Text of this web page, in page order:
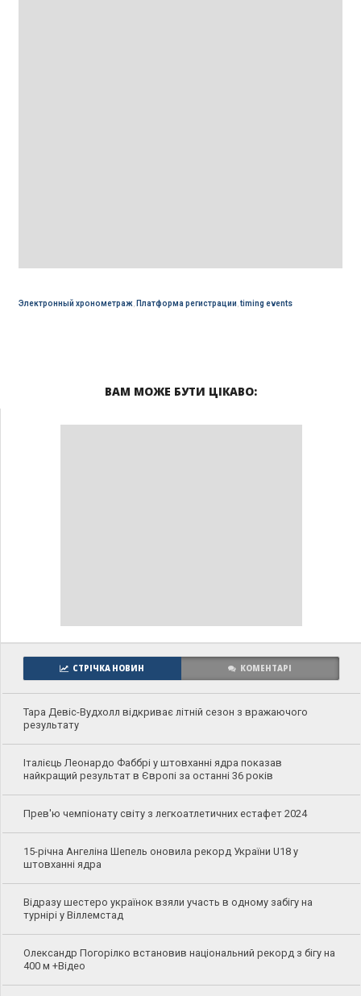
Электронный хронометраж, Платформа регистрации timing events
ВАМ МОЖЕ БУТИ ЦІКАВО:
СТРІЧКА НОВИН КОМЕНТАРІ
Тара Девіс-Вудхолл відкриває літній сезон з вражаючого
результату
Італієць Леонардо Фаббрі у штовханні ядра показав
найкращий результат в Європі за останні 36 років
Прев'ю чемпіонату світу з легкоатлетичних естафет 2024
15-річна Ангеліна Шепель оновила рекорд України U18 у
штовханні ядра
Відразу шестеро українок взяли участь в одному забігу на
турнірі у Віллемстад
Олександр Погорілко встановив національний рекорд з бігу на
400 м +Відео